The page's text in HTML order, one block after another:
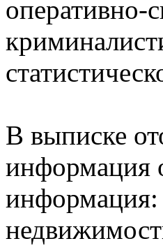
оперативно-
В выписке
информация
информация: